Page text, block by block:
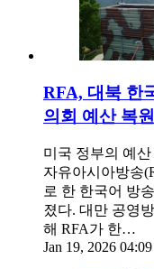
RFA, 대북 한
의회 예산 복
미국 정부의 예
자유아시아방송
로 한 한국어 방
졌다. 대만 공영
해 RFA가 한…
Jan 19, 2026